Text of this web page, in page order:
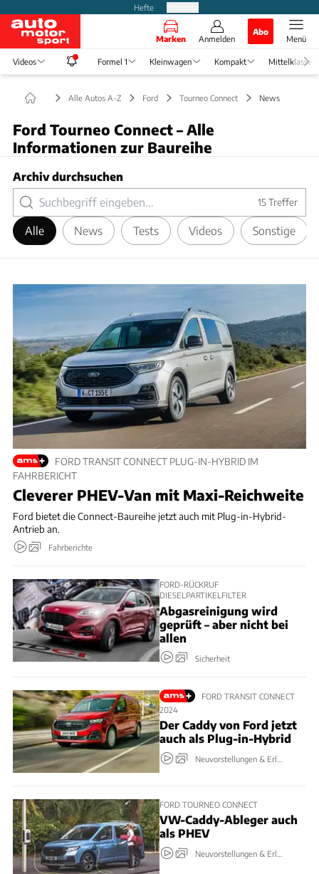
Hefte
Marken Anmelden
Abo
Menü
Videos Formel 1 Kleinwagen Kompakt Mittelklasse
Alle Autos A-Z Ford Tourneo Connect News
Ford Tourneo Connect – Alle
Informationen zur Baureihe
Archiv durchsuchen
15Treffer
Alle News Tests Videos Sonstige
FORD TRANSIT CONNECT PLUG-IN-HYBRID IM
FAHRBERICHT
Cleverer PHEV-Van mit Maxi-Reichweite
Ford bietet die Connect-Baureihe jetzt auch mit Plug-in-Hybrid-
Antrieb an.
Fahrberichte
FORD-RÜCKRUF
DIESELPARTIKELFILTER
Abgasreinigung wird
geprüft – aber nicht bei
allen
Sicherheit
FORD TRANSIT CONNECT
2024
Der Caddy von Ford jetzt
auch als Plug-in-Hybrid
Neuvorstellungen & Erlkönige
FORD TOURNEO CONNECT
VW-Caddy-Ableger auch
als PHEV
Neuvorstellungen & Erlkönige